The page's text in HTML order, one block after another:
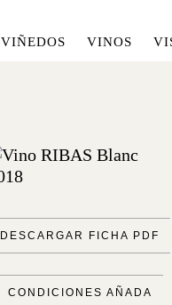
VIÑEDOS VINOS
DESCARGAR FICHA PDF
CONDICIONES AÑADA